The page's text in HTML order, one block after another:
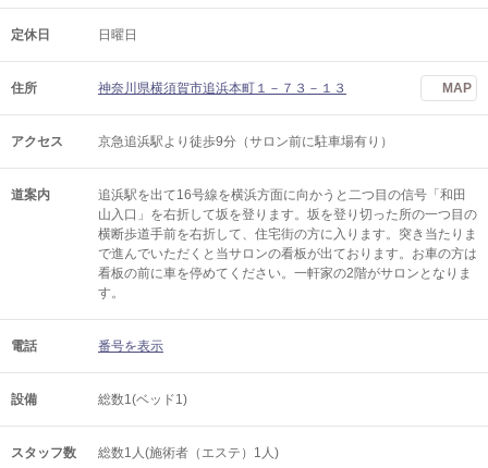
定休日 日曜日
住所 神奈川県横須賀市追浜本町１－７３－１３ MAP
アクセス 京急追浜駅より徒歩9分（サロン前に駐車場有り）
道案内
追浜駅を出て16号線を横浜方面に向かうと二つ目の信号「和田
山入口」を右折して坂を登ります。坂を登り切った所の一つ目の
横断歩道手前を右折して、住宅街の方に入ります。突き当たりま
で進んでいただくと当サロンの看板が出ております。お車の方は
看板の前に車を停めてください。一軒家の2階がサロンとなりま
す。
電話 番号を表示
設備 総数1(ベッド1)
スタッフ数 総数1人(施術者（エステ）1人)